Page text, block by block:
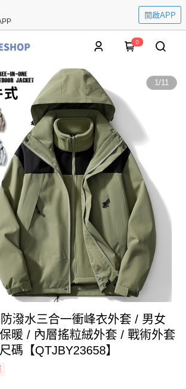
開啟APP
0
1/11
潑水三合一衝峰衣外套 / 男女
暖 / 內層搖粒絨外套 / 戰術外套
碼【QTJBY23658】